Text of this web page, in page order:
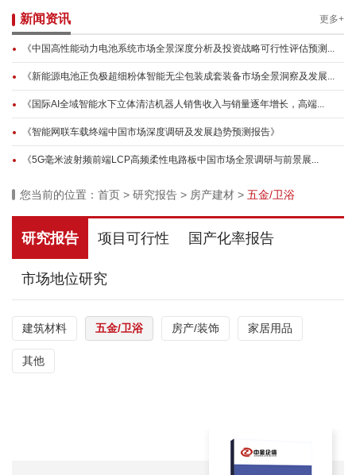
新闻资讯 更多+
《中国高性能动力电池系统市场全景深度分析及投资战略可行性评估预测...
《新能源电池正负极超细粉体智能无尘包装成套装备市场全景洞察及发展...
《国际AI全域智能水下立体清洁机器人销售收入与销量逐年增长，高端...
《智能网联车载终端中国市场深度调研及发展趋势预测报告》
《5G毫米波射频前端LCP高频柔性电路板中国市场全景调研与前景展...
您当前的位置： 首页 > 研究报告 > 房产建材 > 五金/卫浴
研究报告 项目可行性 国产化率报告
市场地位研究
建筑材料 五金/卫浴 房产/装饰 家居用品
其他